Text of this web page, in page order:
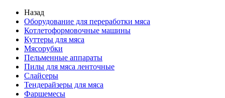
Назад
Оборудование для переработки мяса
Котлетоформовочные машины
Куттеры для мяса
Мясорубки
Пельменные аппараты
Пилы для мяса ленточные
Слайсеры
Тендерайзеры для мяса
Фаршемесы